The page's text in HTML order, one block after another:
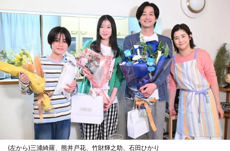
(左から)三浦綺羅、熊井戸花、竹財輝之助、石田ひかり